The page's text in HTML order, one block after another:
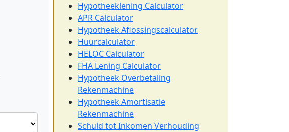
Hypotheeklening Calculator
APR Calculator
Hypotheek Aflossingscalculator
Huurcalculator
HELOC Calculator
FHA Lening Calculator
Hypotheek Overbetaling
Rekenmachine
Hypotheek Amortisatie
Rekenmachine
Schuld tot Inkomen Verhouding